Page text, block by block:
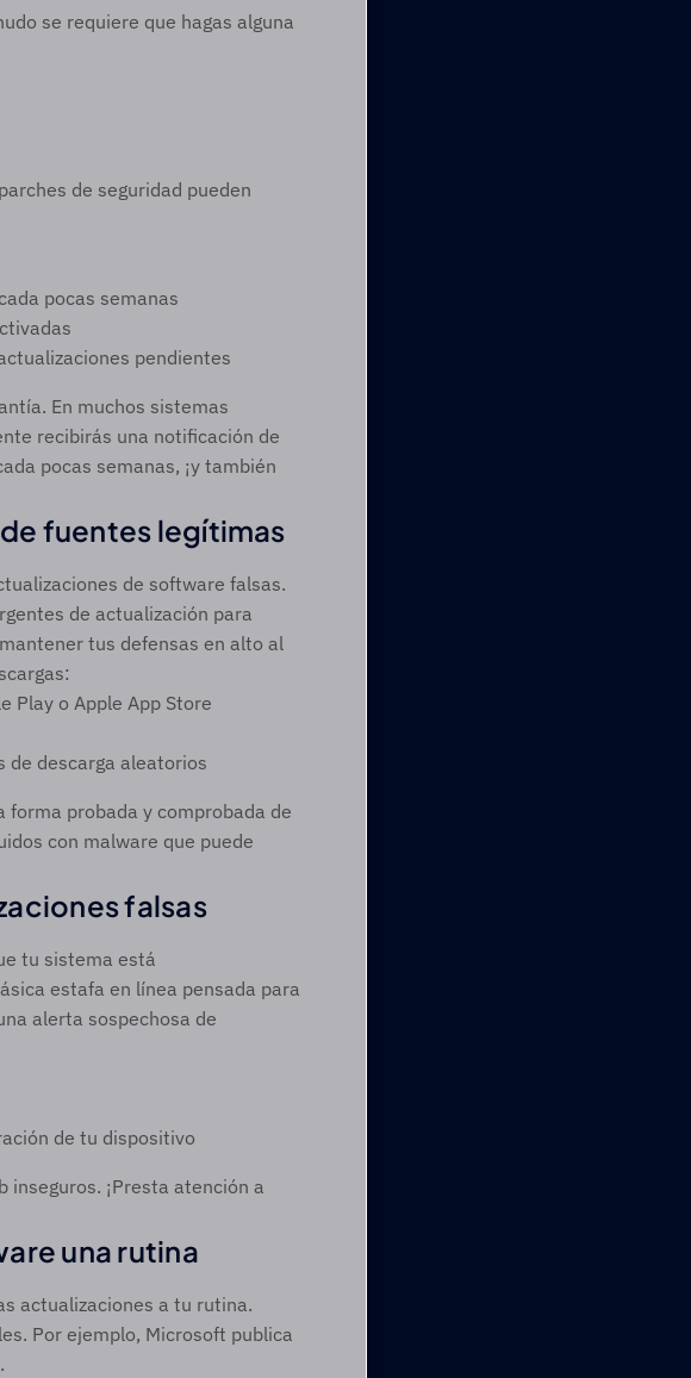
se requiere que hagas alguna
de seguridad pueden
pocas semanas
pendientes
En muchos sistemas
recibirás una notificación de
pocas semanas, ¡y también
fuentes legítimas
de software falsas.
de actualización para
tus defensas en alto al
Play o Apple App Store
de descarga aleatorios
probada y comprobada de
con malware que puede
falsas
tu sistema está
estafa en línea pensada para
alerta sospechosa de
de tu dispositivo
¡Presta atención a
una rutina
actualizaciones a tu rutina.
Por ejemplo, Microsoft publica